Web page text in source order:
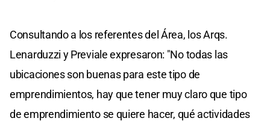
Consultando a los referentes del Área, los Arqs.
Lenarduzzi y Previale expresaron: "No todas las
ubicaciones son buenas para este tipo de
emprendimientos, hay que tener muy claro que tipo
de emprendimiento se quiere hacer, qué actividades